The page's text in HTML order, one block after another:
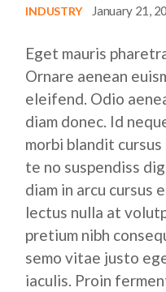
INDUSTRY January 21,
Eget mauris
Ornare aenean
eleifend. Odio
diam donec. Id
morbi blandit
te no suspendiss
diam in arcu cursus
lectus nulla at
pretium nibh
semo vitae justo
iaculis. Proin